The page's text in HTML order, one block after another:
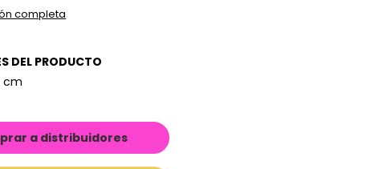
completa
DEL PRODUCTO
cm
a distribuidores